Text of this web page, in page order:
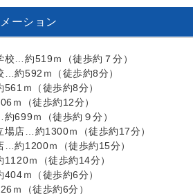
ーション
校…約519ｍ（徒歩約７分）
…約592ｍ（徒歩約8分）
ｍ（徒歩約8分）
ｍ（徒歩約12分）
699ｍ（徒歩約９分）
場店…約1300ｍ（徒歩約17分）
…約1200ｍ（徒歩約15分）
ｍ（徒歩約14分）
ｍ（徒歩約6分）
ｍ（徒歩約6分）